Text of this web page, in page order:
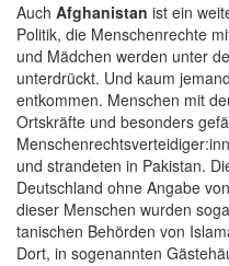
Auch Afghanistan ist ein
Politik, die Menschenrechte
und Mädchen werden unter
unterdrückt. Und kaum
entkommen. Menschen mit
Ortskräfte und besonders
und strandeten in Pakistan.
Deutschland ohne Angabe
dieser Menschen wurden
tanischen Behörden von
Dort, in sogenannten